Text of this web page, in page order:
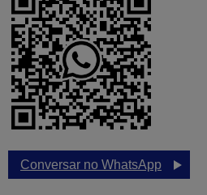
Conversar no WhatsApp